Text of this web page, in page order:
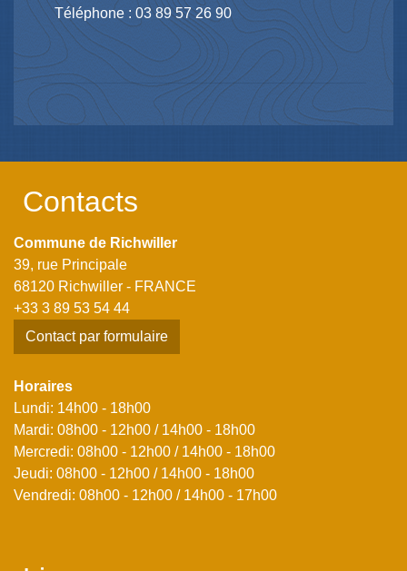
Téléphone : 03 89 57 26 90
Contacts
Commune de Richwiller
39, rue Principale
68120 Richwiller - FRANCE
+33 3 89 53 54 44
Contact par formulaire
Horaires
Lundi: 14h00 - 18h00
Mardi: 08h00 - 12h00 / 14h00 - 18h00
Mercredi: 08h00 - 12h00 / 14h00 - 18h00
Jeudi: 08h00 - 12h00 / 14h00 - 18h00
Vendredi: 08h00 - 12h00 / 14h00 - 17h00